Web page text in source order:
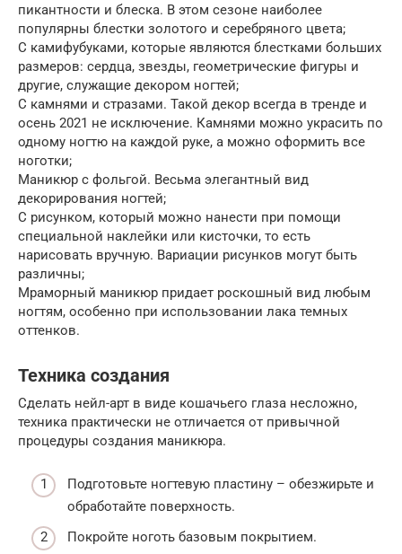
пикантности и блеска. В этом сезоне наиболее
популярны блестки золотого и серебряного цвета;
С камифубуками, которые являются блестками больших
размеров: сердца, звезды, геометрические фигуры и
другие, служащие декором ногтей;
С камнями и стразами. Такой декор всегда в тренде и
осень 2021 не исключение. Камнями можно украсить по
одному ногтю на каждой руке, а можно оформить все
ноготки;
Маникюр с фольгой. Весьма элегантный вид
декорирования ногтей;
С рисунком, который можно нанести при помощи
специальной наклейки или кисточки, то есть
нарисовать вручную. Вариации рисунков могут быть
различны;
Мраморный маникюр придает роскошный вид любым
ногтям, особенно при использовании лака темных
оттенков.
Техника создания
Сделать нейл-арт в виде кошачьего глаза несложно,
техника практически не отличается от привычной
процедуры создания маникюра.
Подготовьте ногтевую пластину – обезжирьте и
обработайте поверхность.
Покройте ноготь базовым покрытием.